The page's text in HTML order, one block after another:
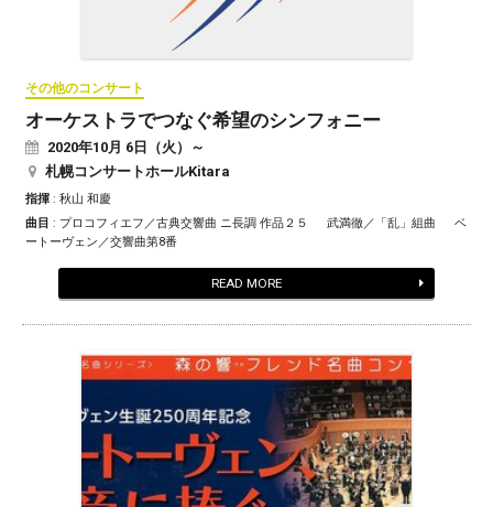
その他のコンサート
オーケストラでつなぐ希望のシンフォニー
2020年10月 6 日（火）～
札幌コンサートホールKitara
指揮 : 秋山 和慶
曲目 : プロコフィエフ／古典交響曲 ニ長調 作品２５ 武満徹／「乱」組曲 ベ
ートーヴェン／交響曲第8番
READ MORE